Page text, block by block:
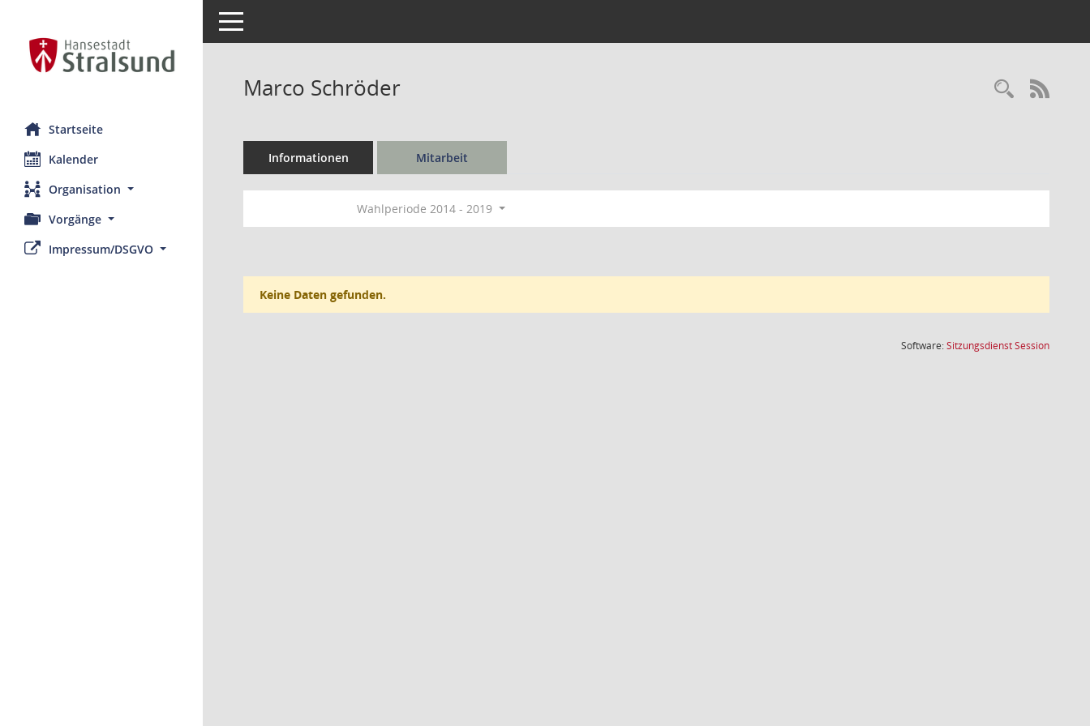
Startseite
Kalender
Organisation
Vorgänge
Impressum/DSGVO
Toggle navigation
Marco Schröder
Informationen Mitarbeit
Wahlperiode 2014 - 2019
Keine Daten gefunden.
Software:SitzungsdienstSession(Wird in